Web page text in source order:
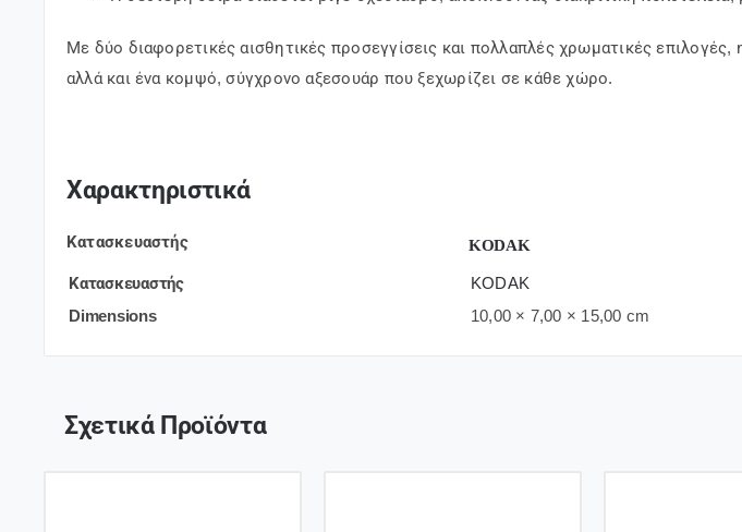
Με δύο διαφορετικές αισθητικές προσεγγίσεις και πολλαπλές χρωματικές
αλλά και ένα κομψό, σύγχρονο αξεσουάρ που ξεχωρίζει σε κάθε χώρο.
Χαρακτηριστικά
Κατασκευαστής KODAK
Κατασκευαστής
KODAK
Dimensions
10,00 × 7,00 × 15,00 cm
Σχετικά Προϊόντα